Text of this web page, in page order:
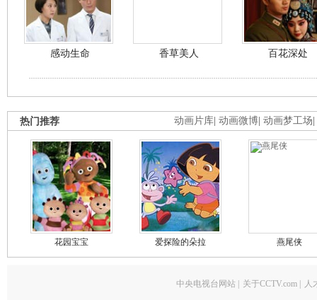
感动生命 香草美人 百花深处
动画片库 动画微博 动画梦工场
热门推荐
花园宝宝 爱探险的朵拉 燕尾侠
中央电视台网站 关于CCTV.com 人